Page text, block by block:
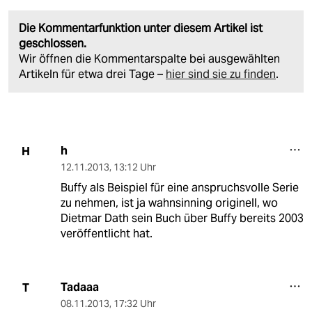
Die Kommentarfunktion unter diesem Artikel ist
geschlossen.
Wir öffnen die Kommentarspalte bei ausgewählten
Artikeln für etwa drei Tage – hier sind sie zu finden.
H h
12.11.2013, 13:12 Uhr
Buffy als Beispiel für eine anspruchsvolle Serie
zu nehmen, ist ja wahnsinning originell, wo
Dietmar Dath sein Buch über Buffy bereits 2003
veröffentlicht hat.
T Tadaaa
08.11.2013, 17:32 Uhr